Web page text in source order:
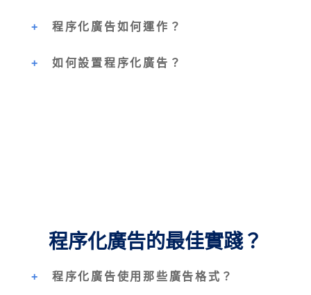
程序化廣告如何運作？
如何設置程序化廣告？
程序化廣告的最佳實踐？
程序化廣告使用那些廣告格式？